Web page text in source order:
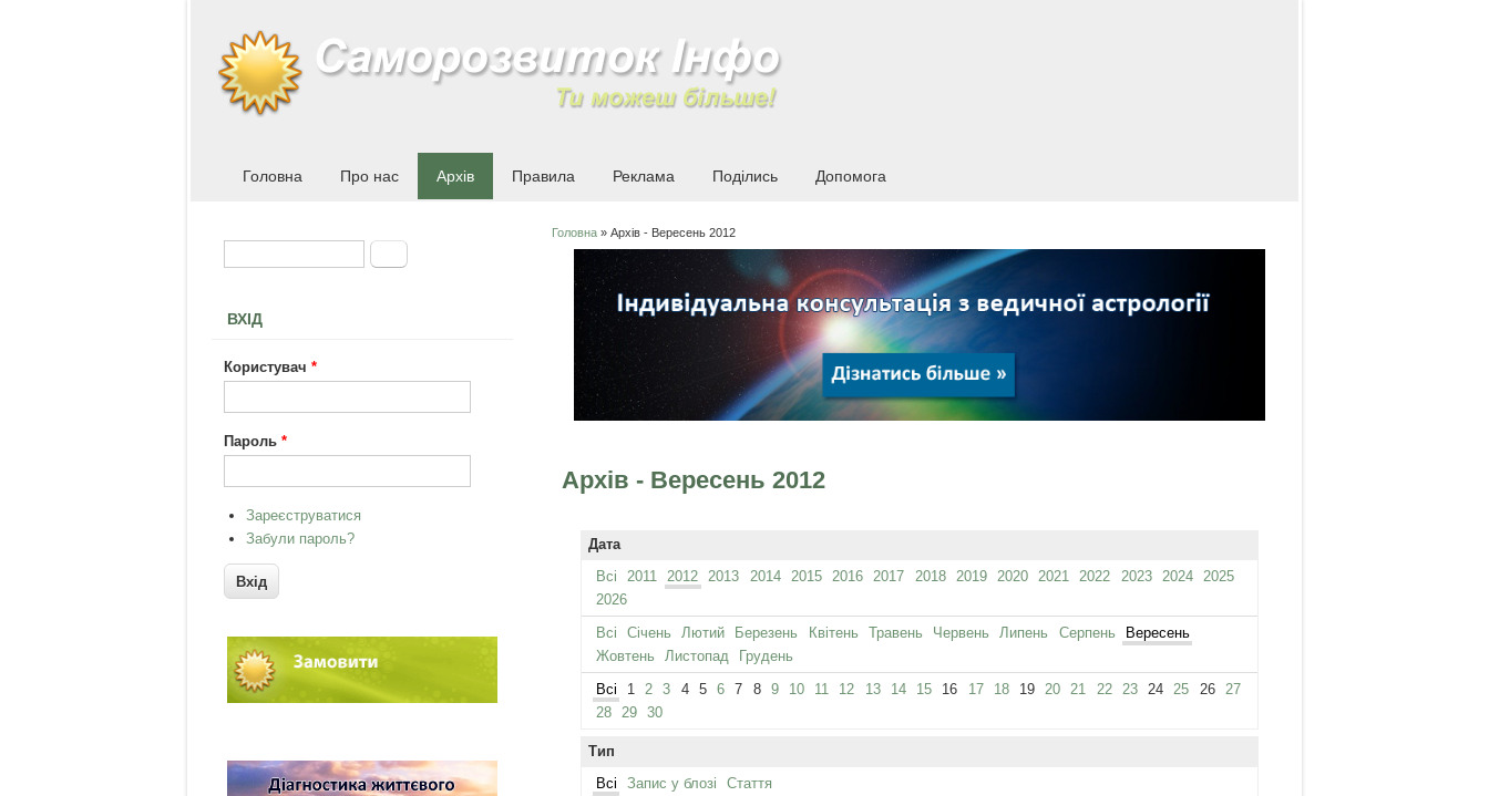
Головна Про нас Архів Правила Реклама Поділись Допомога
Ви є тут
Головна» Архів - Вересень 2012
Архів - Вересень 2012
Дата
Всі
2011 2012 2013 2014 2015 2016 2017 2018 2019 2020 2021 2022 2023 2024
2025
2026
Всі
Січень Лютий Березень Квітень Травень Червень Липень Серпень
Вересень
Жовтень
Листопад
Грудень
Всі
1 2 3 4 5 6 7 8 9 10 11 12 13 14 15 16 17 18 19 20 21 22 23 24 25 26
27
28
29 30
Тип
Всі
Запис у блозі Стаття
Пошукова форма
Пошук
ВХІД
Користувач *
Пароль *
Зареєструватися
Забули пароль?